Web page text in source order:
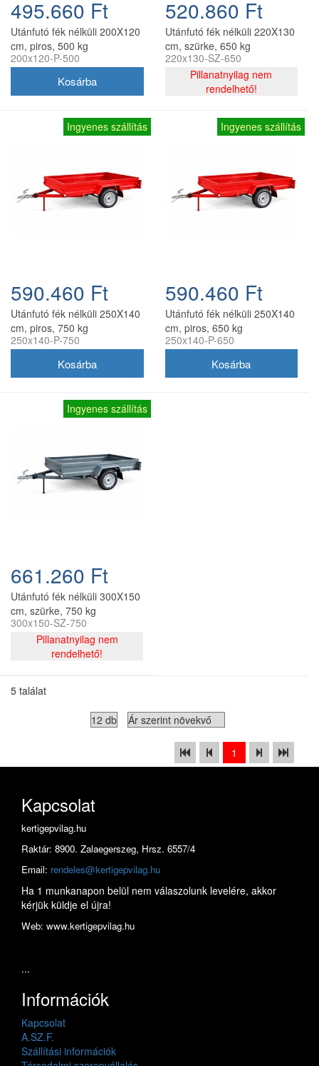
495.660 Ft
Utánfutó fék nélküli 200X120
cm, piros, 500 kg
200x120-P-500
520.860 Ft
Utánfutó fék nélküli 220X130
cm, szürke, 650 kg
220x130-SZ-650
Pillanatnyilag nem
rendelhető!
Ingyenes szállítás
590.460 Ft
Utánfutó fék nélküli 250X140
cm, piros, 750 kg
250x140-P-750
Ingyenes szállítás
590.460 Ft
Utánfutó fék nélküli 250X140
cm, piros, 650 kg
250x140-P-650
Ingyenes szállítás
661.260 Ft
Utánfutó fék nélküli 300X150
cm, szürke, 750 kg
300x150-SZ-750
Pillanatnyilag nem
rendelhető!
5 találat
1
Kapcsolat
kertigepvilag.hu
Raktár: 8900. Zalaegerszeg, Hrsz. 6557/4
Email: rendeles@kertigepvilag.hu
Ha 1 munkanapon belül nem válaszolunk levelére, akkor
kérjük küldje el újra!
Web: www.kertigepvilag.hu
...
Információk
Kapcsolat
A.SZ.F.
Szállítási információk